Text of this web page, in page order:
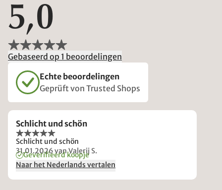
5,0
Gebaseerd op 1 beoordelingen
Echte beoordelingen
Geprüft von Trusted Shops
Schlicht und schön
Schlicht und schön
31.01.2026van Valerij S.
Geverifieerd koopje
Naar het Nederlands vertalen